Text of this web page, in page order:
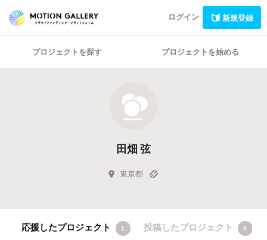
ログイン 新規登録
プロジェクトを探す プロジェクトを始める
田畑 弦
東京都
応援したプロジェクト 1 投稿したプロジェクト 0